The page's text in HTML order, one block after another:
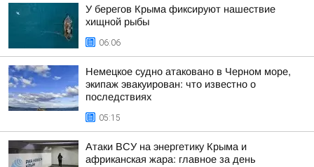
У берегов Крыма фиксируют нашествие
хищной рыбы
06:06
Немецкое судно атаковано в Черном море,
экипаж эвакуирован: что известно о
последствиях
05:15
Атаки ВСУ на энергетику Крыма и
африканская жара: главное за день